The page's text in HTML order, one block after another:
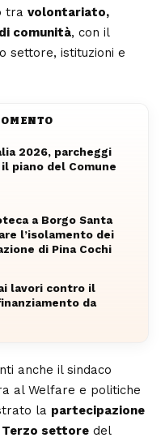
tra volontariato,
comunità, con il
settore, istituzioni e
2026, parcheggi
piano del Comune
a Borgo Santa
l’isolamento dei
di Pina Cochi
lavori contro il
da
anche il sindaco
al Welfare e politiche
la partecipazione
Terzo settore del